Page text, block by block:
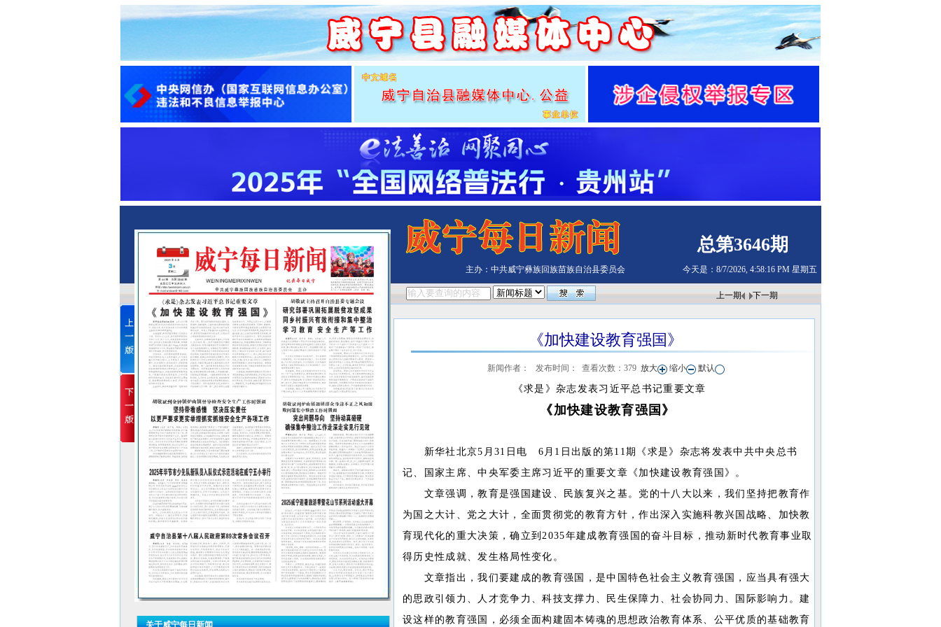
主办：中共威宁彝族回族苗族自治县委员会 今天是：8/7/2026, 4:58:16 PM 星期五
总第3646期
《加快建设教育强国》
新闻作者： 发布时间： 查看次数： 379 放大 缩小 默认
《求是》杂志发表习近平总书记重要文章
《加快建设教育强国》
新华社北京5月31日电 6月1日出版的第11期《求是》杂志将发表中共中央总书
记、国家主席、中央军委主席习近平的重要文章《加快建设教育强国》。
文章强调，教育是强国建设、民族复兴之基。党的十八大以来，我们坚持把教育作
为国之大计、党之大计，全面贯彻党的教育方针，作出深入实施科教兴国战略、加快教
育现代化的重大决策，确立到2035年建成教育强国的奋斗目标，推动新时代教育事业取
得历史性成就、发生格局性变化。
文章指出，我们要建成的教育强国，是中国特色社会主义教育强国，应当具有强大
的思政引领力、人才竞争力、科技支撑力、民生保障力、社会协同力、国际影响力。建
设这样的教育强国，必须全面构建固本铸魂的思想政治教育体系、公平优质的基础教育